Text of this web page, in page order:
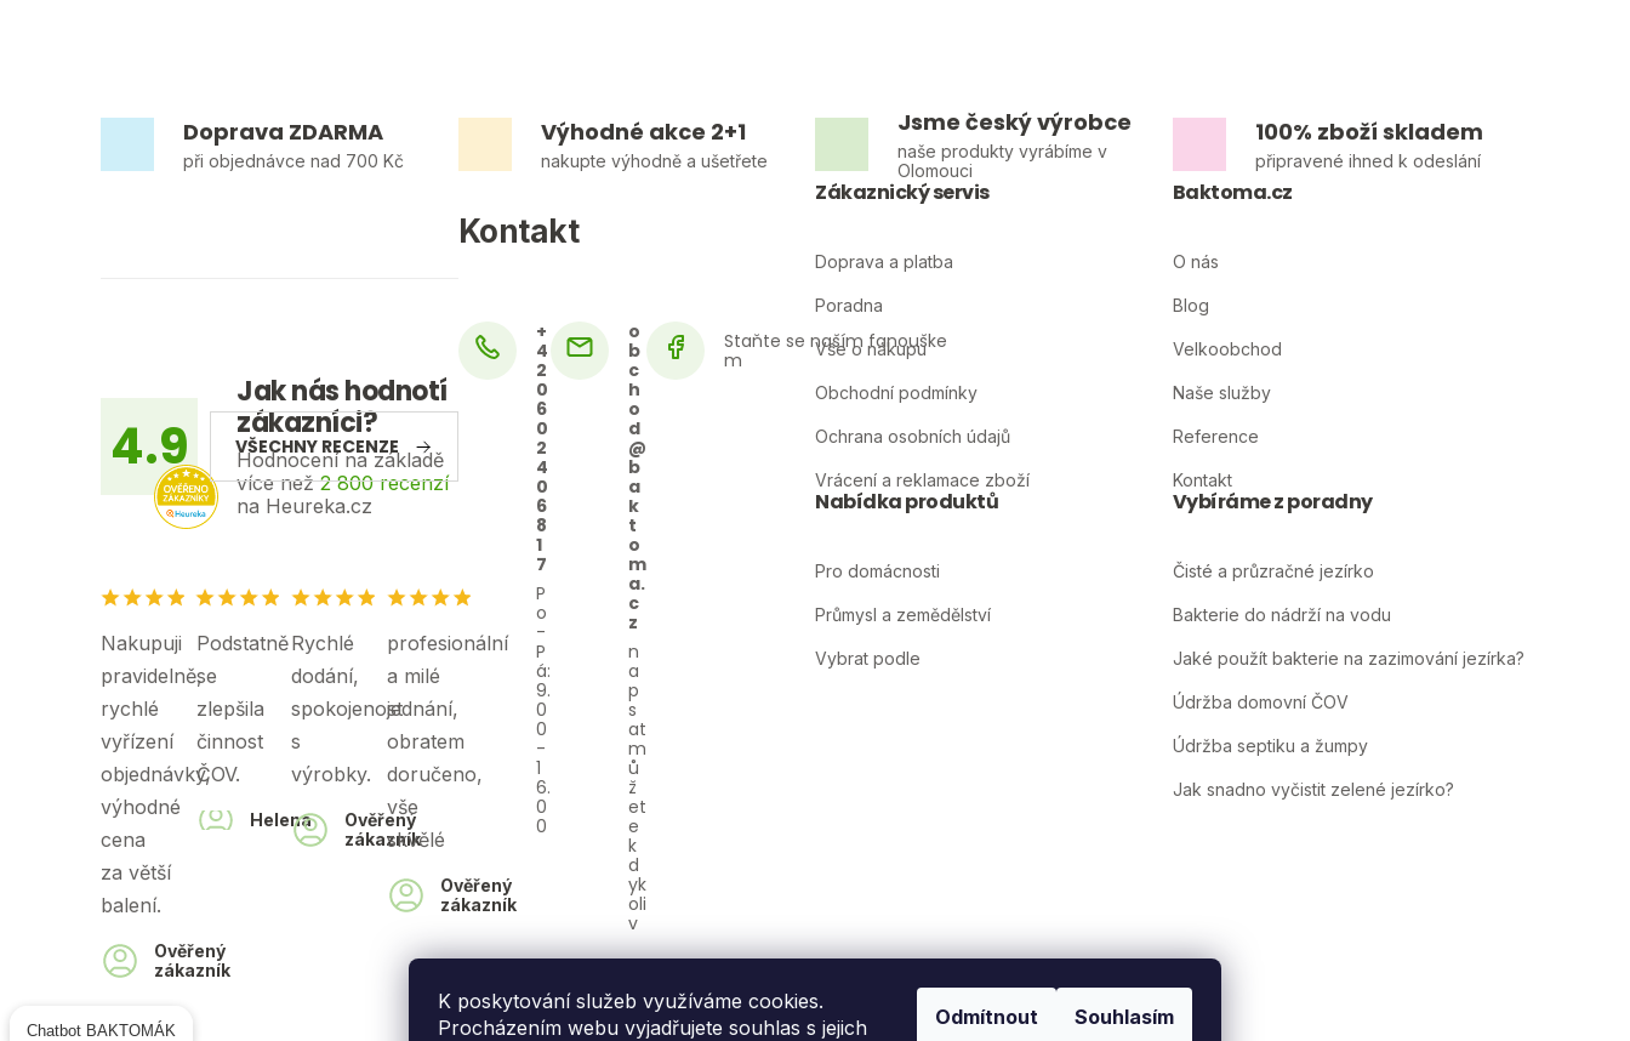
K poskytování služeb využíváme cookies.
Procházením webu vyjadřujete souhlas s jejich
Odmítnout Souhlasím
Doprava ZDARMA
při objednávce nad 700 Kč
Výhodné akce 2+1
nakupte výhodně a ušetřete
Jsme český výrobce
naše produkty vyrábíme v
Olomouci
100% zboží skladem
připravené ihned k odeslání
4.9
Jak nás hodnotí
zákazníci?
Hodnocení na základě
více než2 800 recenzí
na Heureka.cz
VŠECHNY RECENZE
Nakupuji
pravidelně,
rychlé
vyřízení
objednávky,
výhodné
cena
za větší
balení.
Ověřený
zákazník
Podstatně
se
zlepšila
činnost
ČOV.
Helena
Rychlé
dodání,
spokojenost
s
výrobky.
Ověřený
zákazník
profesionální
a milé
jednání,
obratem
doručeno,
vše
skvělé
Ověřený
zákazník
Kontakt
o
b
c
h
o
d
@
b
a
k
t
o
m
a.
c
z
+
4
2
0
6
0
2
4
0
6
8
1
7
Zákaznický servis
Doprava a platba
Poradna
Vše o nákupu
Obchodní podmínky
Ochrana osobních údajů
Vrácení a reklamace zboží
Baktoma.cz
O nás
Blog
Velkoobchod
Naše služby
Reference
Kontakt
Nabídka produktů
Pro domácnosti
Průmysl a zemědělství
Vybrat podle
Vybíráme z poradny
Čisté a průzračné jezírko
Bakterie do nádrží na vodu
Jaké použít bakterie na zazimování jezírka?
Údržba domovní ČOV
Údržba septiku a žumpy
Jak snadno vyčistit zelené jezírko?